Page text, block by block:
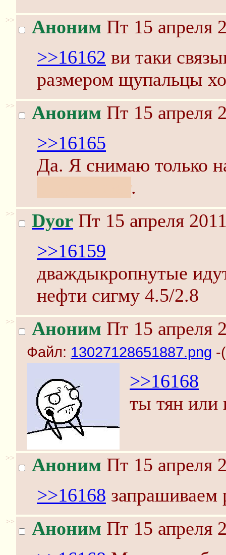
>> Аноним Пт 15 апреля
>>16162 ви таки
размером щупальцы
>> Аноним Пт 15 апреля
>>16165
Да. Я снимаю только
.
>> Dyor Пт 15 апреля
>>16159
дваждыкропнутые
нефти сигму 4.5/2.8
>> Аноним Пт 15 апреля
Файл: 13027128651887.png -(
>>16168
ты тян или
>> Аноним Пт 15 апреля
>>16168 запрашиваем
>> Аноним Пт 15 апреля